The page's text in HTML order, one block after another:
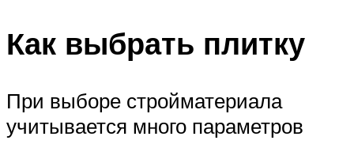
Как выбрать плитку
При выборе стройматериала
учитывается много параметров